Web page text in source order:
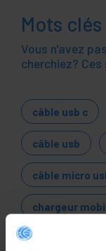
Mots clés
Vous n'avez
cherchiez?
câble usb c
câble usb
câble micro
chargeur